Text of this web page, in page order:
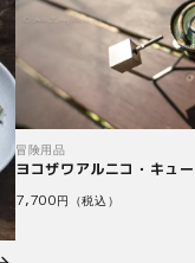
冒険用品
ヨコザワアルニコ・キュ
7,700円（税込）